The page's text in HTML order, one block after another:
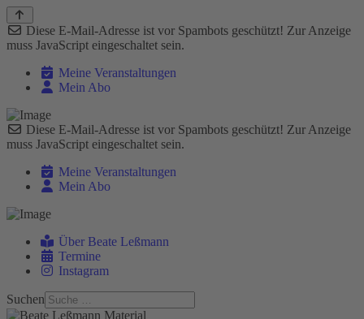
Diese E-Mail-Adresse ist vor Spambots geschützt! Zur Anzeige
muss JavaScript eingeschaltet sein.
Meine Veranstaltungen
Mein Abo
Diese E-Mail-Adresse ist vor Spambots geschützt! Zur Anzeige
muss JavaScript eingeschaltet sein.
Meine Veranstaltungen
Mein Abo
Über Beate Leßmann
Termine
Instagram
Suchen